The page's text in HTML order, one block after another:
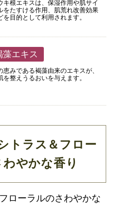
キ根エキスは、保湿作用や肌サイ
をたすける作用、肌荒れ改善効果
を目的として利用されます。
藻エキス
恵みである褐藻由来のエキスが、
を整えうるおいを与えます。
トラス＆フロー
やかな香り
ローラルのさわやかな